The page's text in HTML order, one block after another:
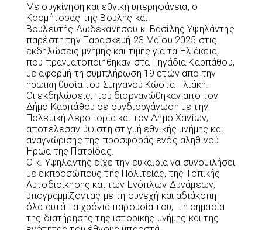
Με συγκίνηση και εθνική υπερηφάνεια, ο
Κοσμήτορας της Βουλής και
Βουλευτής Δωδεκανήσου κ. Βασίλης Υψηλάντης
παρέστη την Παρασκευή 23 Μαΐου 2025 στις
εκδηλώσεις μνήμης και τιμής για τα Ηλιάκεια,
που πραγματοποιήθηκαν στα Πηγάδια Καρπάθου,
με αφορμή τη συμπλήρωση 19 ετών από την
ηρωική θυσία του Σμηναγού Κώστα Ηλιάκη.
Οι εκδηλώσεις, που διοργανώθηκαν από τον
Δήμο Καρπάθου σε συνδιοργάνωση με την
Πολεμική Αεροπορία και τον Δήμο Χανίων,
αποτέλεσαν ύψιστη στιγμή εθνικής μνήμης και
αναγνώρισης της προσφοράς ενός αληθινού
Ήρωα της Πατρίδας.
Ο κ. Υψηλάντης είχε την ευκαιρία να συνομιλήσει
με εκπροσώπους της Πολιτείας, της Τοπικής
Αυτοδιοίκησης και των Ενόπλων Δυνάμεων,
υπογραμμίζοντας με τη συνεχή και αδιάκοπη
όλα αυτά τα χρόνια παρουσία του, τη σημασία
της διατήρησης της ιστορικής μνήμης και της